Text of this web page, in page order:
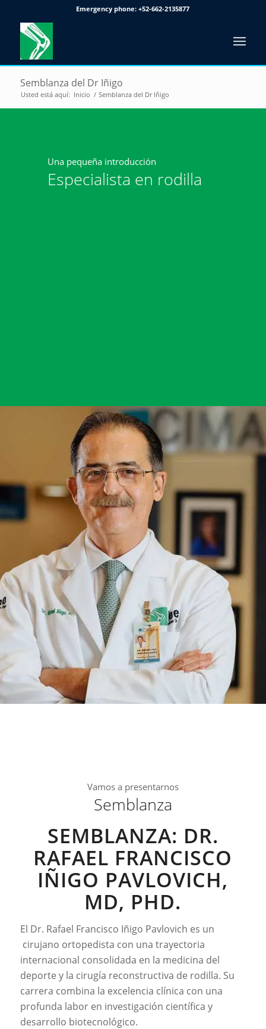
Emergency phone:+52-662-2135877
Semblanza del Dr Iñigo
Usted está aquí: Inicio / Semblanza del Dr Iñigo
Una pequeña introducción
Especialista en rodilla
Vamos a presentarnos
Semblanza
SEMBLANZA: DR.
RAFAEL FRANCISCO
IÑIGO PAVLOVICH,
MD, PHD.
El Dr. Rafael Francisco Iñigo Pavlovich es un
cirujano ortopedista con una trayectoria
internacional consolidada en la medicina del
deporte y la cirugía reconstructiva de rodilla. Su
carrera combina la excelencia clínica con una
profunda labor en investigación científica y
desarrollo biotecnológico.